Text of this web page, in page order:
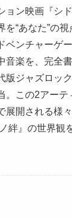
ョン映画『シ
を“あなた”の
ベンチャーゲ
音楽を、完全
版ジャズロッ
。この2アー
展開される様
絆』の世界観